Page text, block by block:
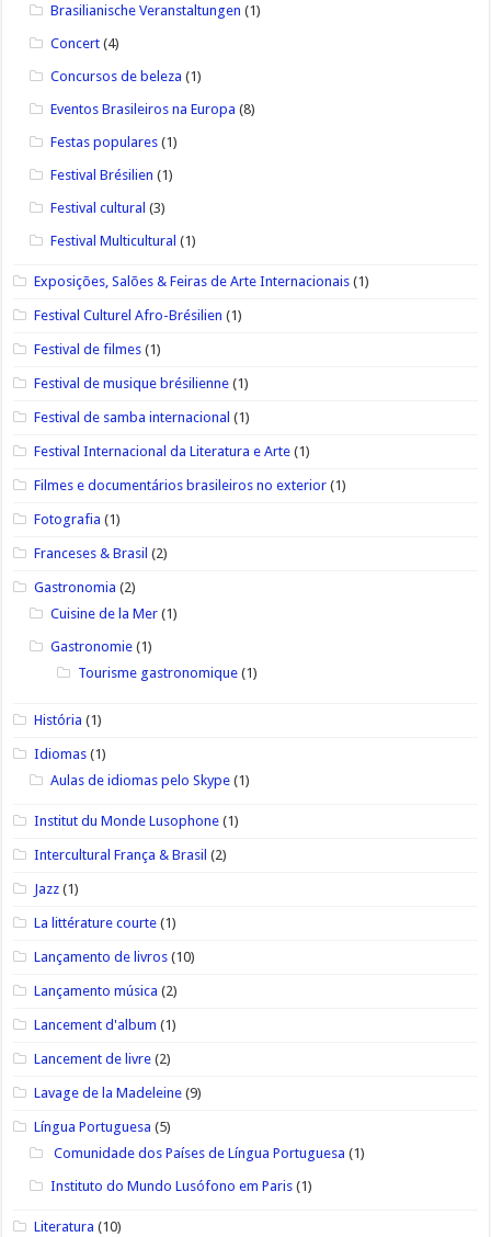
Brasilianische Veranstaltungen (1)
Concert (4)
Concursos de beleza (1)
Eventos Brasileiros na Europa (8)
Festas populares (1)
Festival Brésilien (1)
Festival cultural (3)
Festival Multicultural (1)
Exposições, Salões & Feiras de Arte Internacionais (1)
Festival Culturel Afro-Brésilien (1)
Festival de filmes (1)
Festival de musique brésilienne (1)
Festival de samba internacional (1)
Festival Internacional da Literatura e Arte (1)
Filmes e documentários brasileiros no exterior (1)
Fotografia (1)
Franceses & Brasil (2)
Gastronomia (2)
Cuisine de la Mer (1)
Gastronomie (1)
Tourisme gastronomique (1)
História (1)
Idiomas (1)
Aulas de idiomas pelo Skype (1)
Institut du Monde Lusophone (1)
Intercultural França & Brasil (2)
Jazz (1)
La littérature courte (1)
Lançamento de livros (10)
Lançamento música (2)
Lancement d'album (1)
Lancement de livre (2)
Lavage de la Madeleine (9)
Língua Portuguesa (5)
Comunidade dos Países de Língua Portuguesa (1)
Instituto do Mundo Lusófono em Paris (1)
Literatura (10)